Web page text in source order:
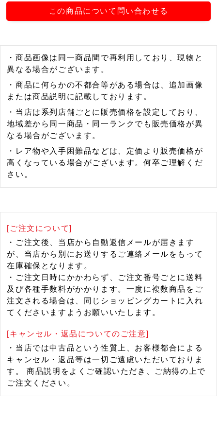
この商品について問い合わせる
・商品画像は同一商品間で再利用しており、現物と
異なる場合がございます。
・商品に何らかの不都合等がある場合は、追加画像
または商品説明に記載しております。
・当店は系列店舗ごとに販売価格を設定しており、
地域差から同一商品・同一ランクでも販売価格が異
なる場合がございます。
・レア物や入手困難品などは、定価より販売価格が
高くなっている場合がございます。何卒ご理解くだ
さい。
[ご注文について]
・ご注文後、当店から自動返信メールが届きます
が、当店から別にお送りするご連絡メールをもって
在庫確保となります。
・ご注文日時にかかわらず、ご注文番号ごとに送料
及び各種手数料がかかります。一度に複数商品をご
注文される場合は、同じショッピングカートに入れ
てくださいますようお願いいたします。
[キャンセル・返品についてのご注意]
・当店では中古品という性質上、お客様都合による
キャンセル・返品等は一切ご遠慮いただいておりま
す。 商品説明をよくご確認いただき、ご納得の上で
ご注文ください。